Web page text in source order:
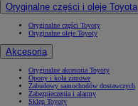
Oryginalne części i oleje Toyota
Oryginalne części Toyoty
Oryginalne oleje Toyoty
Akcesoria
Oryginalne akcesoria Toyoty
Opony i koła zimowe
Zabudowy samochodów dostawczych
Zabezpieczenia i alarmy
Sklep Toyoty